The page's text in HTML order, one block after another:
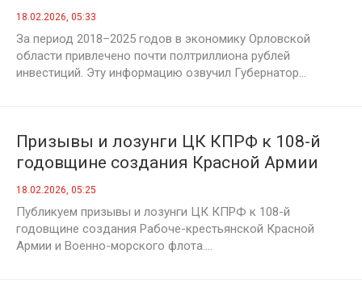
добилась впечатляющих успехов в
экономике
18.02.2026, 05:33
За период 2018–2025 годов в экономику Орловской
области привлечено почти полтриллиона рублей
инвестиций. Эту информацию озвучил Губернатор...
Призывы и лозунги ЦК КПРФ к 108-й
годовщине создания Красной Армии
18.02.2026, 05:25
Публикуем призывы и лозунги ЦК КПРФ к 108-й
годовщине создания Рабоче-крестьянской Красной
Армии и Военно-морского флота....